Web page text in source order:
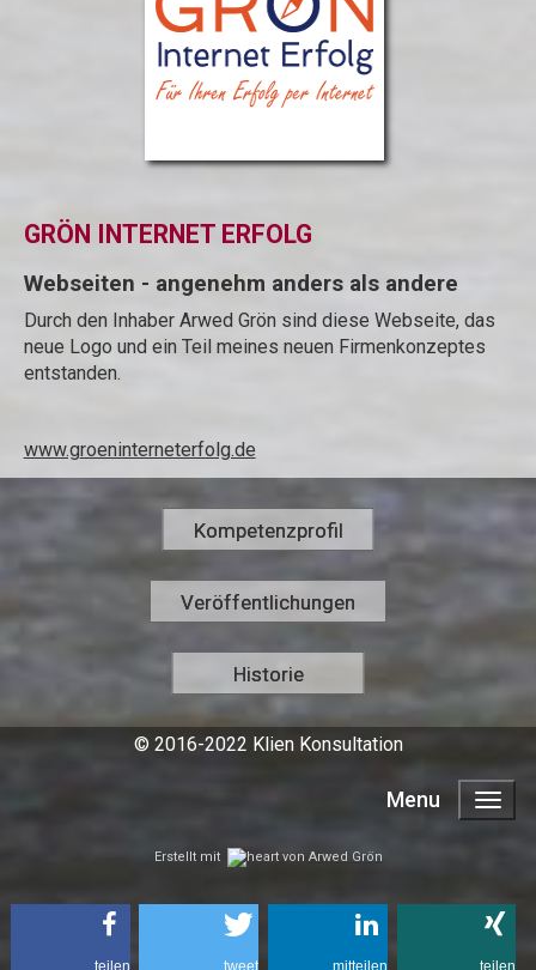
GRÖN INTERNET ERFOLG
Webseiten - angenehm anders als andere
Durch den Inhaber Arwed Grön sind diese Webseite, das
neue Logo und ein Teil meines neuen Firmenkonzeptes
entstanden.
www.groeninterneterfolg.de
Kompetenzprofil
Veröffentlichungen
Historie
© 2016-2022 Klien Konsultation
Menu
Erstellt mit von Arwed Grön